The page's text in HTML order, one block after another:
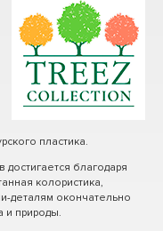
пластика.
благодаря
колористика,
деталям окончательно
и природы.